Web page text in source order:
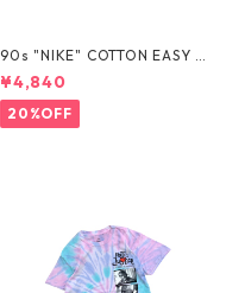
90s "NIKE" COTTON EASY S
HORTS
¥4,840
20%OFF